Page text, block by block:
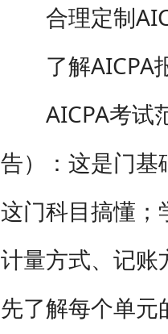
合理定制
了解AICPA报
AICPA考试范
告）：这是门基
这门科目搞懂；
计量方式、记账
先了解每个单元